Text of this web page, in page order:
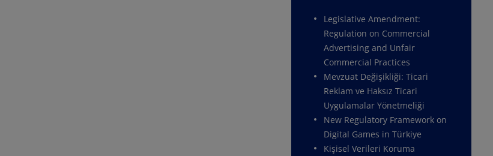
Legislative Amendment:
Regulation on Commercial
Advertising and Unfair
Commercial Practices
Mevzuat Değişikliği: Ticari
Reklam ve Haksız Ticari
Uygulamalar Yönetmeliği
New Regulatory Framework on
Digital Games in Türkiye
Kişisel Verileri Koruma